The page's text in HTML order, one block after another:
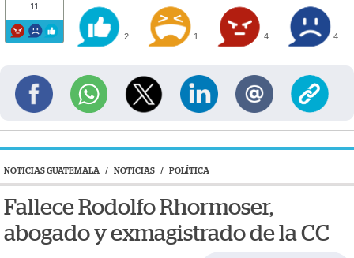
11
2 1 4 4
NOTICIAS GUATEMALA / NOTICIAS / POLÍTICA
Fallece Rodolfo Rhormoser,
abogado y exmagistrado de la CC